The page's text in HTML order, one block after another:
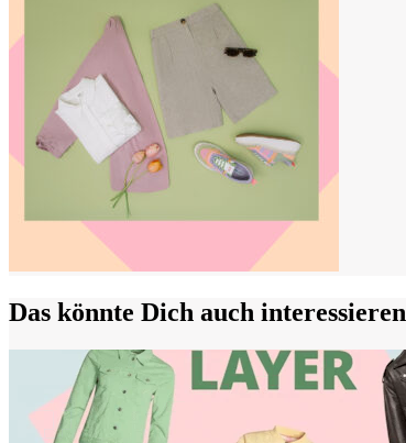
Das könnte Dich auch interessieren